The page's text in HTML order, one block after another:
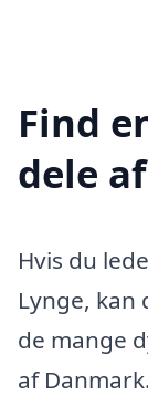
Find
dele
Hvis du
Lynge, kan
de mange
af